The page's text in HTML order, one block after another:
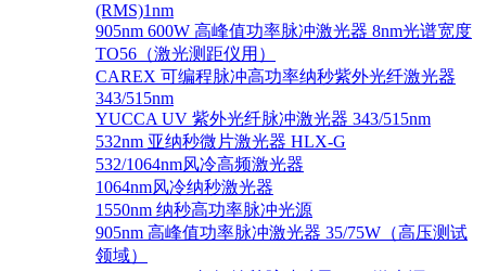
(RMS)1nm
905nm 600W 高峰值功率脉冲激光器 8nm光谱宽度
TO56（激光测距仪用）
CAREX 可编程脉冲高功率纳秒紫外光纤激光器
343/515nm
YUCCA UV 紫外光纤脉冲激光器 343/515nm
532nm 亚纳秒微片激光器 HLX-G
532/1064nm风冷高频激光器
1064nm风冷纳秒激光器
1550nm 纳秒高功率脉冲光源
905nm 高峰值功率脉冲激光器 35/75W（高压测试
领域）